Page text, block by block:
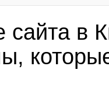
сайта в